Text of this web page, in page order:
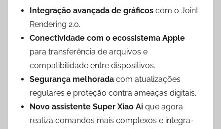
Integração avançada de gráficos com o Joint
Rendering 2.0.
Conectividade com o ecossistema Apple
para transferência de arquivos e
compatibilidade entre dispositivos.
Segurança melhorada com atualizações
regulares e proteção contra ameaças digitais.
Novo assistente Super Xiao Ai que agora
realiza comandos mais complexos e integra-